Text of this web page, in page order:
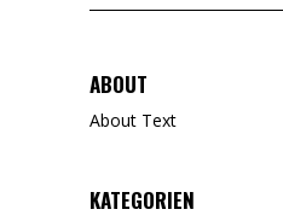
for:
ABOUT
About Text
KATEGORIEN